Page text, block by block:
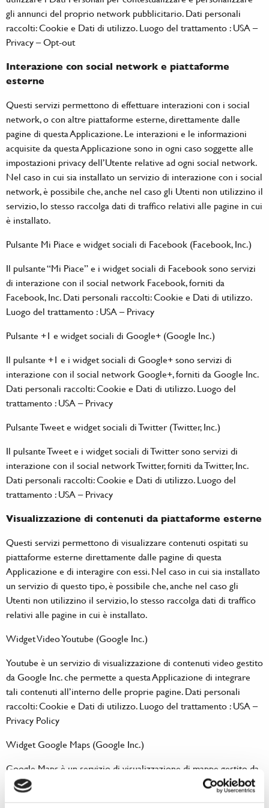
gli annunci del proprio network pubblicitario. Dati personali
raccolti: Cookie e Dati di utilizzo. Luogo del trattamento : USA –
Privacy–Opt-out
Interazione con social network e piattaforme
esterne
Questi servizi permettono di effettuare interazioni con i social
network, o con altre piattaforme esterne, direttamente dalle
pagine di questa Applicazione. Le interazioni e le informazioni
acquisite da questa Applicazione sono in ogni caso soggette alle
impostazioni privacy dell’Utente relative ad ogni social network.
Nel caso in cui sia installato un servizio di interazione con i social
network, è possibile che, anche nel caso gli Utenti non utilizzino il
servizio, lo stesso raccolga dati di traffico relativi alle pagine in cui
è installato.
Pulsante Mi Piace e widget sociali di Facebook (Facebook, Inc.)
Il pulsante “Mi Piace” e i widget sociali di Facebook sono servizi
di interazione con il social network Facebook, forniti da
Facebook, Inc. Dati personali raccolti: Cookie e Dati di utilizzo.
Luogo del trattamento : USA – Privacy
Pulsante +1 e widget sociali di Google+ (Google Inc.)
Il pulsante +1 e i widget sociali di Google+ sono servizi di
interazione con il social network Google+, forniti da Google Inc.
Dati personali raccolti: Cookie e Dati di utilizzo. Luogo del
trattamento : USA – Privacy
Pulsante Tweet e widget sociali di Twitter (Twitter, Inc.)
Il pulsante Tweet e i widget sociali di Twitter sono servizi di
interazione con il social network Twitter, forniti da Twitter, Inc.
Dati personali raccolti: Cookie e Dati di utilizzo. Luogo del
trattamento : USA – Privacy
Visualizzazione di contenuti da piattaforme esterne
Questi servizi permettono di visualizzare contenuti ospitati su
piattaforme esterne direttamente dalle pagine di questa
Applicazione e di interagire con essi. Nel caso in cui sia installato
un servizio di questo tipo, è possibile che, anche nel caso gli
Utenti non utilizzino il servizio, lo stesso raccolga dati di traffico
relativi alle pagine in cui è installato.
Widget Video Youtube (Google Inc.)
Youtube è un servizio di visualizzazione di contenuti video gestito
da Google Inc. che permette a questa Applicazione di integrare
tali contenuti all’interno delle proprie pagine. Dati personali
raccolti: Cookie e Dati di utilizzo. Luogo del trattamento : USA –
Privacy Policy
Widget Google Maps (Google Inc.)
Google Maps è un servizio di visualizzazione di mappe gestito da
Google Inc. che permette a questa Applicazione di integrare tali